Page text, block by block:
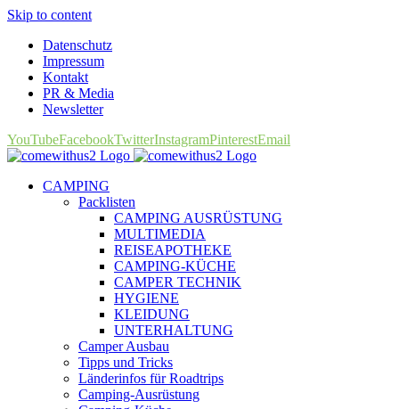
Skip to content
Datenschutz
Impressum
Kontakt
PR & Media
Newsletter
YouTubeFacebookTwitterInstagramPinterestEmail
CAMPING
Packlisten
CAMPING AUSRÜSTUNG
MULTIMEDIA
REISEAPOTHEKE
CAMPING-KÜCHE
CAMPER TECHNIK
HYGIENE
KLEIDUNG
UNTERHALTUNG
Camper Ausbau
Tipps und Tricks
Länderinfos für Roadtrips
Camping-Ausrüstung